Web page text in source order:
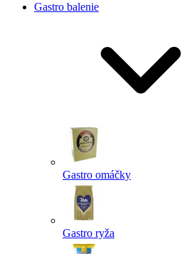
Gastro balenie
Gastro omáčky
Gastro ryža